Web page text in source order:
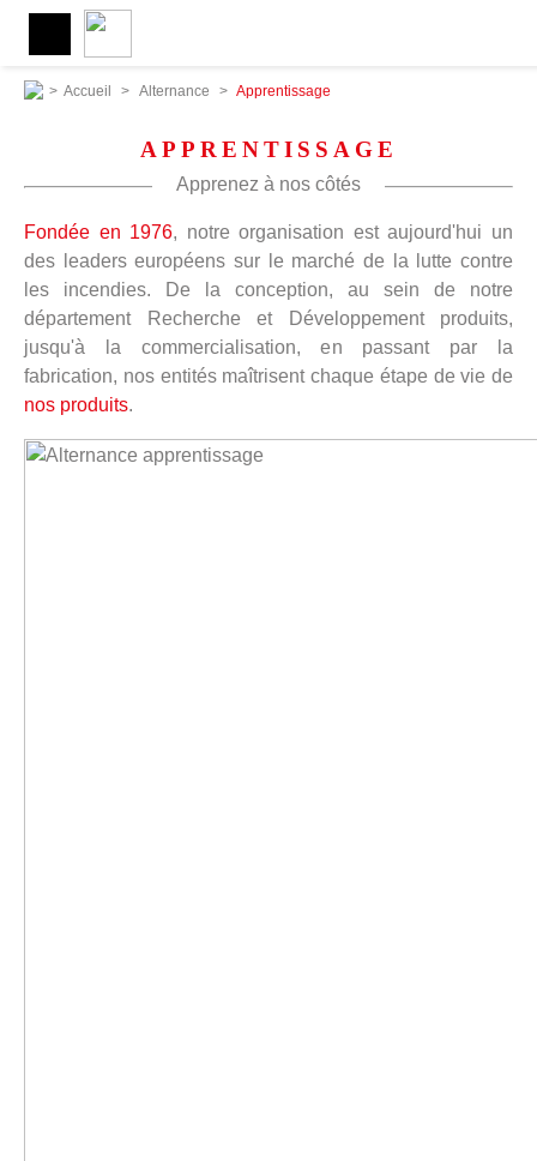
> Accueil > Alternance > Apprentissage
APPRENTISSAGE
Apprenez à nos côtés
Fondée en 1976, notre organisation est aujourd'hui un
des leaders européens sur le marché de la lutte contre
les incendies. De la conception, au sein de notre
département Recherche et Développement produits,
jusqu'à la commercialisation, en passant par la
fabrication, nos entités maîtrisent chaque étape de vie de
nos produits.